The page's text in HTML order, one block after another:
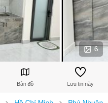
6
Bản đồ Lưu tin này